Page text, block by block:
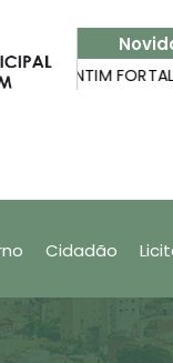
FORTALECE
Cidadão